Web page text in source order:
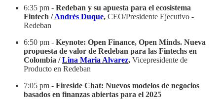
6:35 pm - Redeban y su apuesta para el ecosistema
Fintech /Andrés Duque, CEO/Presidente Ejecutivo -
Redeban
6:50 pm - Keynote: Open Finance, Open Minds. Nueva
propuesta de valor de Redeban para las Fintechs en
Colombia /Lina Maria Alvarez, Vicepresidente de
Producto en Redeban
7:05 pm - Fireside Chat: Nuevos modelos de negocios
basados en finanzas abiertas para el 2025